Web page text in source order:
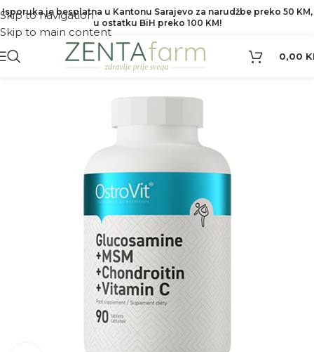
Skip to navigation
Skip to main content
Isporuka je besplatna u Kantonu Sarajevo za narudžbe preko 50 KM,
u ostatku BiH preko 100 KM!
0,00